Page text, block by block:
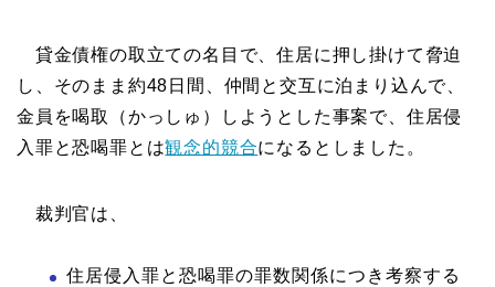
貸金債権の取立ての名目で、住居に押し掛けて脅迫
し、そのまま約48日間、仲間と交互に泊まり込んで、
金員を喝取（かっしゅ）しようとした事案で、住居侵
入罪と恐喝罪とは観念的競合になるとしました。
裁判官は、
住居侵入罪と恐喝罪の罪数関係につき考察する